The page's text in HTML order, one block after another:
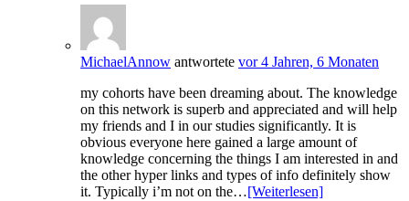
MichaelAnnow antwortete vor 4 Jahren, 6 Monaten
my cohorts have been dreaming about. The knowledge
on this network is superb and appreciated and will help
my friends and I in our studies significantly. It is
obvious everyone here gained a large amount of
knowledge concerning the things I am interested in and
the other hyper links and types of info definitely show
it. Typically i’m not on the…[Weiterlesen]